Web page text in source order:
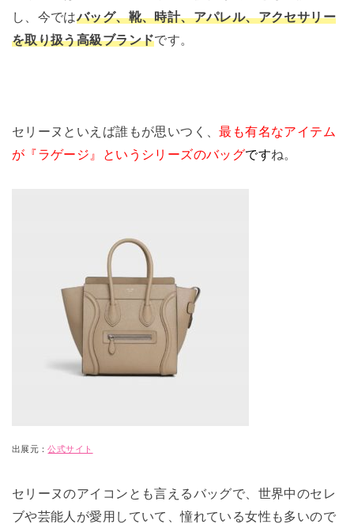
し、今ではバッグ、靴、時計、アパレル、アクセサリー
を取り扱う高級ブランドです。
セリーヌといえば誰もが思いつく、最も有名なアイテム
が『ラゲージ』というシリーズのバッグですね。
出展元：公式サイト
セリーヌのアイコンとも言えるバッグで、世界中のセレ
ブや芸能人が愛用していて、憧れている女性も多いので